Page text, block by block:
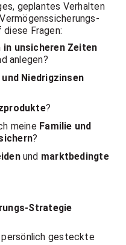
geplantes Verhalten
Fragen:
in unsicheren Zeiten
anlegen?
Niedrigzinsen
?
meine Familie und
?
und marktbedingte
Strategie
gesteckte